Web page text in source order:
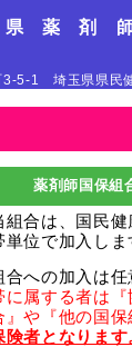
薬 剤
5-1 埼玉県県民
薬剤師国保組
組合は、国民
単位で加入しま
合への加入は
に属する者は
』や『他の国
険者となります